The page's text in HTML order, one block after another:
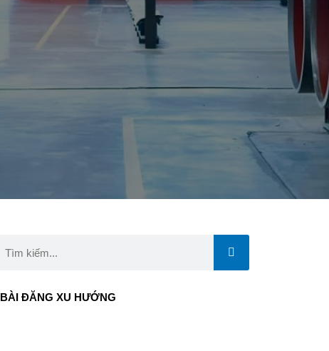
BÀI ĐĂNG XU HƯỚNG